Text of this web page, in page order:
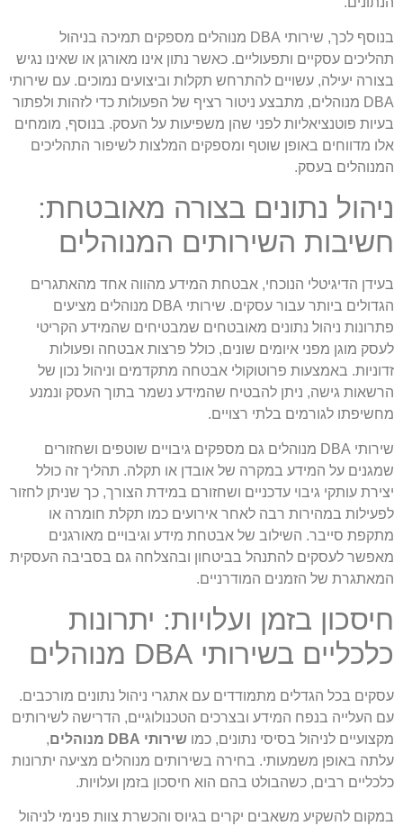
בנוסף לכך, שירותי DBA מנוהלים מספקים תמיכה בניהול
תהליכים עסקיים ותפעוליים. כאשר נתון אינו מאורגן או שאינו נגיש
בצורה יעילה, עשויים להתרחש תקלות וביצועים נמוכים. עם שירותי
DBA מנוהלים, מתבצע ניטור רציף של הפעולות כדי לזהות ולפתור
בעיות פוטנציאליות לפני שהן משפיעות על העסק. בנוסף, מומחים
אלו מדווחים באופן שוטף ומספקים המלצות לשיפור התהליכים
המנוהלים בעסק.
ניהול נתונים בצורה מאובטחת:
חשיבות השירותים המנוהלים
בעידן הדיגיטלי הנוכחי, אבטחת המידע מהווה אחד מהאתגרים
הגדולים ביותר עבור עסקים. שירותי DBA מנוהלים מציעים
פתרונות ניהול נתונים מאובטחים שמבטיחים שהמידע הקריטי
לעסק מוגן מפני איומים שונים, כולל פרצות אבטחה ופעולות
זדוניות. באמצעות פרוטוקולי אבטחה מתקדמים וניהול נכון של
הרשאות גישה, ניתן להבטיח שהמידע נשמר בתוך העסק ונמנע
מחשיפתו לגורמים בלתי רצויים.
שירותי DBA מנוהלים גם מספקים גיבויים שוטפים ושחזורים
שמגנים על המידע במקרה של אובדן או תקלה. תהליך זה כולל
יצירת עותקי גיבוי עדכניים ושחזורם במידת הצורך, כך שניתן לחזור
לפעילות במהירות רבה לאחר אירועים כמו תקלת חומרה או
מתקפת סייבר. השילוב של אבטחת מידע וגיבויים מאורגנים
מאפשר לעסקים להתנהל בביטחון ובהצלחה גם בסביבה העסקית
המאתגרת של הזמנים המודרניים.
חיסכון בזמן ועלויות: יתרונות
כלכליים בשירותי DBA מנוהלים
עסקים בכל הגדלים מתמודדים עם אתגרי ניהול נתונים מורכבים.
עם העלייה בנפח המידע ובצרכים הטכנולוגיים, הדרישה לשירותים
מקצועיים לניהול בסיסי נתונים, כמו שירותי DBA מנוהלים
,
עלתה באופן משמעותי. בחירה בשירותים מנוהלים מציעה יתרונות
כלכליים רבים, כשהבולט בהם הוא חיסכון בזמן ועלויות.
במקום להשקיע משאבים יקרים בגיוס והכשרת צוות פנימי לניהול